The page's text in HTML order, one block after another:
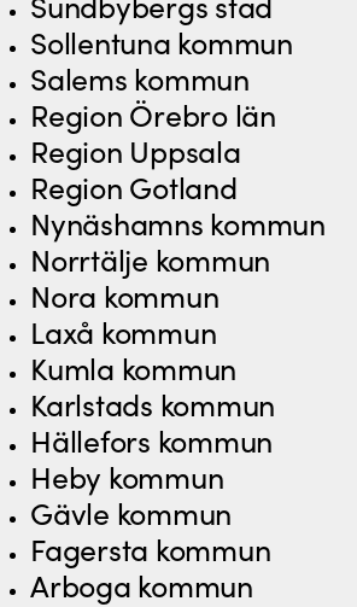
Sollentuna kommun
Salems kommun
Region Örebro län
Region Uppsala
Region Gotland
Nynäshamns kommun
Norrtälje kommun
Nora kommun
Laxå kommun
Kumla kommun
Karlstads kommun
Hällefors kommun
Heby kommun
Gävle kommun
Fagersta kommun
Arboga kommun